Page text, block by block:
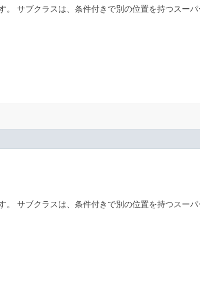
。
サブクラスは、条件付きで別の位置を持つスー
。
サブクラスは、条件付きで別の位置を持つスー